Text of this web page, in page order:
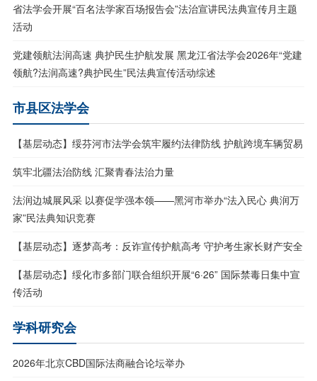
省法学会开展“百名法学家百场报告会”法治宣讲民法典宣传月主题
活动
党建领航法润高速 典护民生护航发展 黑龙江省法学会2026年“党建
领航?法润高速?典护民生”民法典宣传活动综述
市县区法学会
【基层动态】绥芬河市法学会筑牢履约法律防线 护航跨境车辆贸易
筑牢北疆法治防线 汇聚青春法治力量
法润边城展风采 以赛促学强本领——黑河市举办“法入民心 典润万
家”民法典知识竞赛
【基层动态】逐梦高考：反诈宣传护航高考 守护考生家长财产安全
【基层动态】绥化市多部门联合组织开展“6·26” 国际禁毒日集中宣
传活动
学科研究会
2026年北京CBD国际法商融合论坛举办